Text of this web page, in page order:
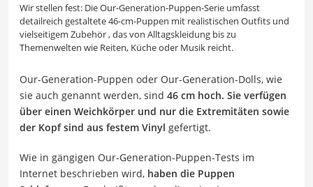
Wir stellen fest: Die Our-Generation-Puppen-Serie umfasst
detailreich gestaltete 46-cm-Puppen mit realistischen Outfits und
vielseitigem Zubehör , das von Alltagskleidung bis zu
Themenwelten wie Reiten, Küche oder Musik reicht.
Our-Generation-Puppen oder Our-Generation-Dolls, wie
sie auch genannt werden, sind 46 cm hoch. Sie verfügen
über einen Weichkörper und nur die Extremitäten sowie
der Kopf sind aus festem Vinyl gefertigt.
Wie in gängigen Our-Generation-Puppen-Tests im
Internet beschrieben wird, haben die Puppen